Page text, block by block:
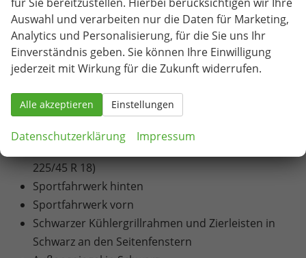
Elektrisch betätigte Kindersicherung für die
hinteren Türen und Fenster
Abbiege- und Allwetterlicht
Scheinwerferreinigungsanlage inklusive
Waschwasserstandskontrolle
Matrix-LED-Scheinwerfer
LED-Heckleuchten in Kristallglasoptik
225/45 R 18)
Sportfahrwerk hinten
Sportfahrwerk vorn
Schwarzer Kühlergrillrahmen und Zierleisten in
Schwarz an den Seitenfenstern
Auswahl und verarbeiten nur die Daten für Marketing,
Analytics und Personalisierung, für die Sie uns Ihr
Einverständnis geben. Sie können Ihre Einwilligung
jederzeit mit Wirkung für die Zukunft widerrufen.
Alle akzeptieren Einstellungen
Datenschutzerklärung Impressum